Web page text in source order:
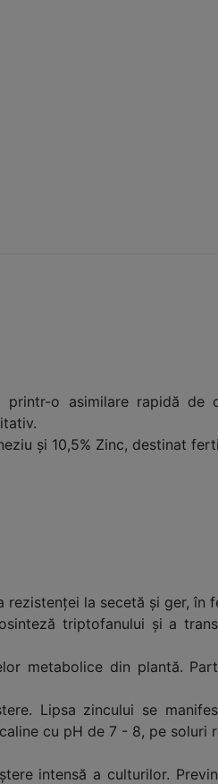
o asimilare rapidă de
şi 10,5% Zinc, destinat
la secetă şi ger, în
triptofanului și a
metabolice din plantă.
Lipsa zincului se
cu pH de 7 - 8, pe soluri
intensă a culturilor.